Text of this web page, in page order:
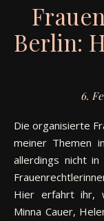
Berlin:
6.
Die organisierte Frauenbewegung im Kaiserreich war eines
meiner Themen
allerdings nicht in
Hier erfahrt ihr,
Minna Cauer,